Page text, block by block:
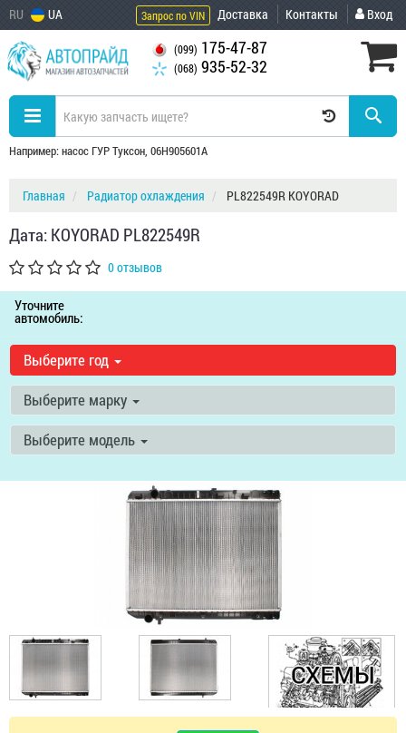
RU UA Запрос по VIN Доставка Контакты Вход
(099) 175-47-87
(068) 935-52-32
Например: насос ГУР Туксон, 06H905601A
Главная Радиатор охлаждения PL822549R KOYORAD
Дата: KOYORAD PL822549R
0 отзывов
Уточните
автомобиль:
Выберите год
Выберите марку
Выберите модель